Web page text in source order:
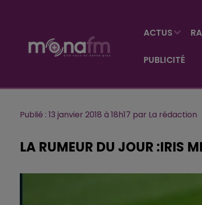
ACTUS
PUBLICITÉ
Publié : 13 janvier 2018 à 18h17 par La rédaction
LA RUMEUR DU JOUR :IRIS